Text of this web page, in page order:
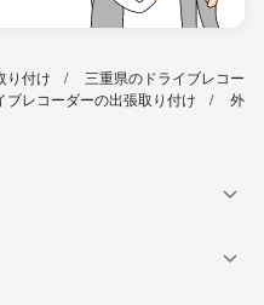
り付け
三重県のドライブレコー
ブレコーダーの出張取り付け
外